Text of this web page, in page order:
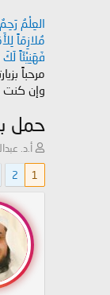
العِلْمُ
مُلازِمَاً
فَهَنِيْئَاً
مرحباً
وإن كنت
حمل
ب
ا
د
ئ
ل
م
و
ض
و
أ.د.
1
2